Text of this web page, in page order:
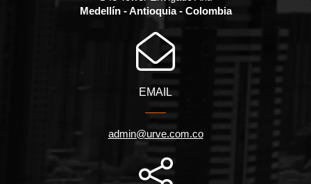
Medellín - Antioquia - Colombia
EMAIL
admin@urve.com.co